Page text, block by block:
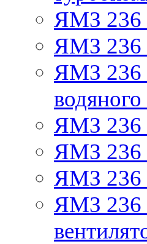
ЯМЗ 236
ЯМЗ 236
ЯМЗ 236
водяного
ЯМЗ 236
ЯМЗ 236
ЯМЗ 236
ЯМЗ 236